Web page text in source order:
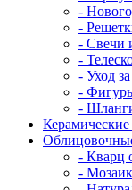
-
-
- Свечи
-
- Уход
-
-
- Кварц
-